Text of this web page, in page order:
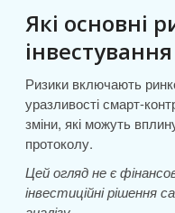
Які основні
інвестування
Ризики включають
уразливості смарт-
зміни, які можуть
протоколу.
Цей огляд не є
інвестиційні рішення